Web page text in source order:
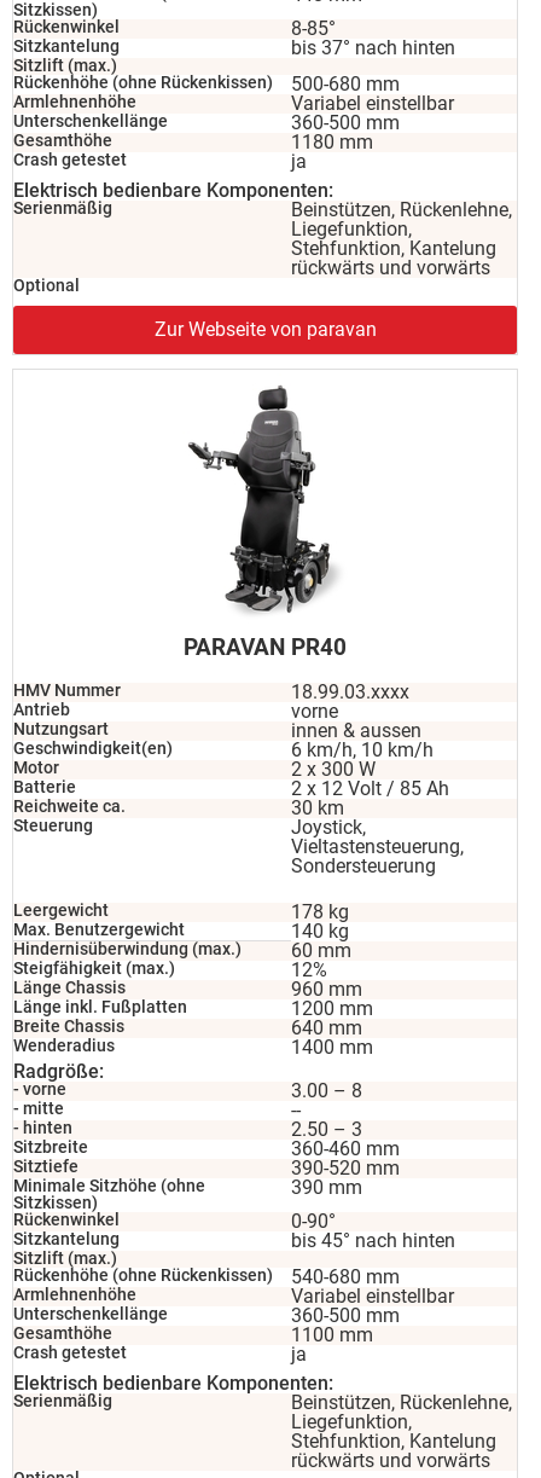
Sitzkissen)
Rückenwinkel 8-85°
Sitzkantelung bis 37° nach hinten
Sitzlift (max.)
Rückenhöhe (ohne Rückenkissen)
500-680 mm
Armlehnenhöhe Variabel einstellbar
Unterschenkellänge 360-500 mm
Gesamthöhe 1180 mm
Crash getestet
ja
Elektrisch bedienbare Komponenten:
Serienmäßig
Beinstützen, Rückenlehne,
Liegefunktion,
Stehfunktion, Kantelung
rückwärts und vorwärts
Optional
Zur Webseite von paravan
PARAVAN PR40
HMV Nummer 18.99.03.xxxx
Antrieb vorne
Nutzungsart innen & aussen
Geschwindigkeit(en) 6 km/h, 10 km/h
Motor 2 x 300 W
Batterie 2 x 12 Volt / 85 Ah
Reichweite ca. 30 km
Steuerung
Joystick,
Vieltastensteuerung,
Sondersteuerung
Leergewicht 178 kg
Max. Benutzergewicht 140 kg
Hindernisüberwindung (max.) 60 mm
Steigfähigkeit (max.) 12%
Länge Chassis 960 mm
Länge inkl. Fußplatten 1200 mm
Breite Chassis 640 mm
Wenderadius
1400 mm
Radgröße:
- vorne 3.00 – 8
- mitte --
- hinten 2.50 – 3
Sitzbreite 360-460 mm
Sitztiefe 390-520 mm
Minimale Sitzhöhe (ohne
Sitzkissen)
390 mm
Rückenwinkel 0-90°
Sitzkantelung bis 45° nach hinten
Sitzlift (max.)
Rückenhöhe (ohne Rückenkissen)
540-680 mm
Armlehnenhöhe Variabel einstellbar
Unterschenkellänge 360-500 mm
Gesamthöhe 1100 mm
Crash getestet
ja
Elektrisch bedienbare Komponenten:
Serienmäßig
Beinstützen, Rückenlehne,
Liegefunktion,
Stehfunktion, Kantelung
rückwärts und vorwärts